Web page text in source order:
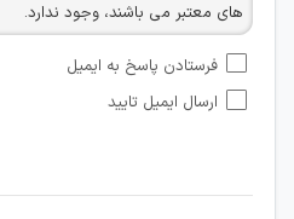
های معتبر می باشند، وجود ندارد.
شبکه های مجازی ارتباطی می باشند
امکان تأیید نظرات کاربرانی که
هرگونه تحریک، تحقیر و کنایه
غیر مجاز می باشد.
فرستادن پاسخ به ایمیل
ارسال ایمیل تایید